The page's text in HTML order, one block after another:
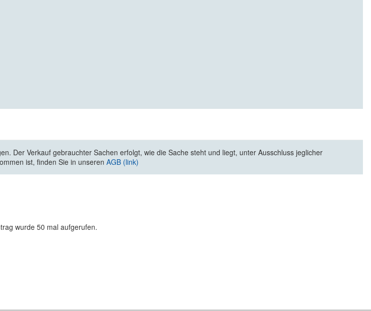
Der Verkauf gebrauchter Sachen erfolgt, wie die Sache steht und liegt, unter Ausschluss jeglicher
ist, finden Sie in unseren AGB (link)
wurde 50 mal aufgerufen.